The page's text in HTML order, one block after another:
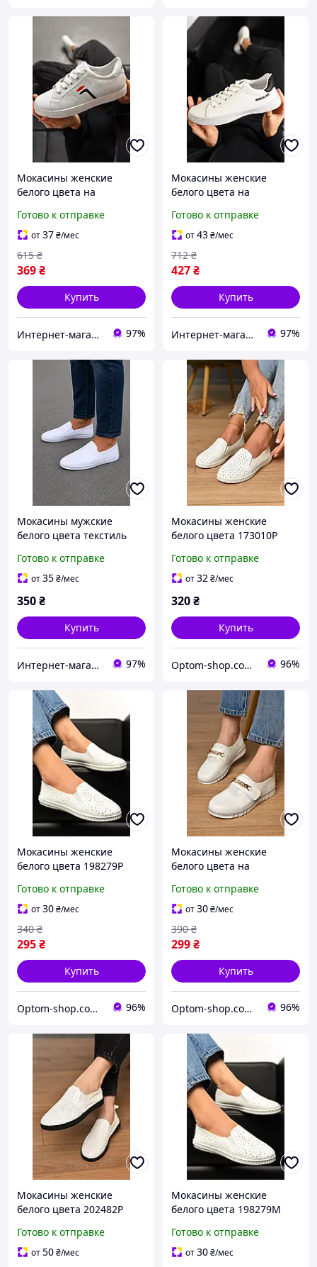
Мокасины женские
белого цвета на
Готово к отправке
от37₴/мес
369₴
615 ₴
Купить
Интернет-магазин Soloveiko.com.ua - одежда и обувь для всей семьи, Украина 97%
Мокасины женские
белого цвета на
Готово к отправке
от43₴/мес
427₴
712 ₴
Купить
Интернет-магазин Soloveiko.com.ua - одежда и обувь для всей семьи, Украина 97%
Мокасины мужские
белого цвета текстиль
Готово к отправке
от35₴/мес
350₴
Купить
Интернет-магазин Minimalka.com - минимальные цены на одежду и обувь, нижнее белье и другие товары 97%
Мокасины женские
белого цвета 173010P
Готово к отправке
от32₴/мес
320₴
Купить
Optom-shop.com.ua - Оптовый интернет-магазин: Одежда и обувь оптом, нижнее белье недорого 96%
Мокасины женские
белого цвета 198279P
Готово к отправке
от30₴/мес
295₴
340 ₴
Купить
Optom-shop.com.ua - Оптовый интернет-магазин: Одежда и обувь оптом, нижнее белье недорого 96%
Мокасины женские
белого цвета на
Готово к отправке
от30₴/мес
299₴
390 ₴
Купить
Optom-shop.com.ua - Оптовый интернет-магазин: Одежда и обувь оптом, нижнее белье недорого 96%
Мокасины женские
белого цвета 202482P
Готово к отправке
от50₴/мес
Мокасины женские
белого цвета 198279M
Готово к отправке
от30₴/мес